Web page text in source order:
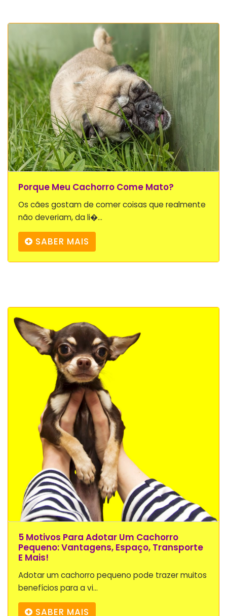
Porque Meu Cachorro Come Mato?
Os cães gostam de comer coisas que realmente
não deveriam, da li�...
SABER MAIS
5 Motivos Para Adotar Um Cachorro
Pequeno: Vantagens, Espaço, Transporte
E Mais!
Adotar um cachorro pequeno pode trazer muitos
benefícios para a vi...
SABER MAIS